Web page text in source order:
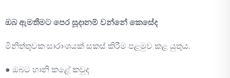
ඔබ ඇමතීමට පෙර සූදානම් වන්නේ කෙසේද
මිනිත්තුවක සාරාංශයක් සකස් කිරීම පළමුව කළ යුතුය.
● ඔබට හානි කළේ කවුද